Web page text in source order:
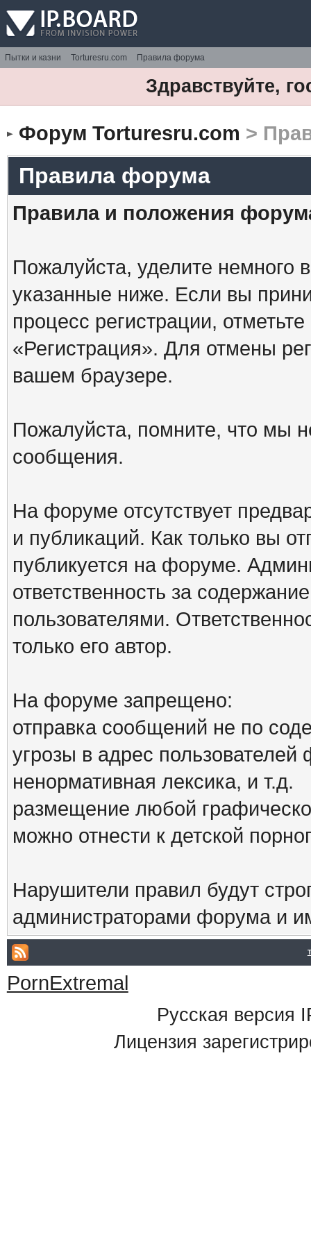
Пытки и казни Torturesru.com Правила форума
Здравствуйте,
Форум Torturesru.com >
Правила форума
Правила и положения
Пожалуйста, уделите немного
указанные ниже. Если вы
процесс регистрации,
«Регистрация». Для отмены
вашем браузере.
Пожалуйста, помните, что мы
сообщения.
На форуме отсутствует
и публикаций. Как только вы
публикуется на форуме.
ответственность за
пользователями.
только его автор.
На форуме запрещено:
отправка сообщений не по
угрозы в адрес
ненормативная лексика, и т.д.
размещение любой
можно отнести к детской
Нарушители правил будут
администраторами форума и
PornExtremal
Русская версия
Лицензия